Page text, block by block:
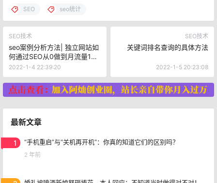
SEO seo统计
SEO技术
seo案例分析方法| 独立网站如
何通过SEO从0做到月流量10
万+
2022-1-4 22:39:20
SEO技术
关键词排名查询的具体方法
2022-1-5 20:23:08
最新文章
1 “手机重启”与“关机再开机”：你真的知道它们的区别吗？
2 年前